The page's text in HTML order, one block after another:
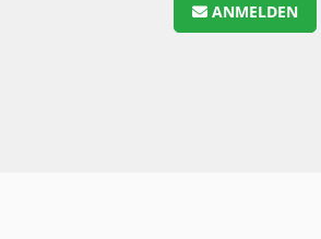
ANMELDEN